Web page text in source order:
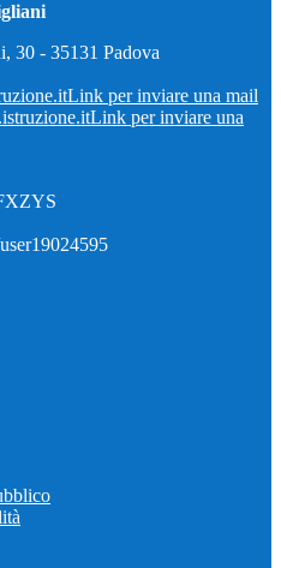
30 - 35131 Padova
Link per inviare una mail
Link per inviare una